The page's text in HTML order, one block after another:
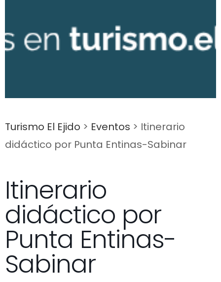
Turismo El Ejido > Eventos > Itinerario
didáctico por Punta Entinas-Sabinar
Itinerario
didáctico por
Punta Entinas-
Sabinar